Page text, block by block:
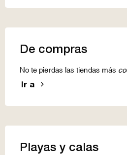
De compras
No te pierdas las tiendas más
Ir a
Playas y calas